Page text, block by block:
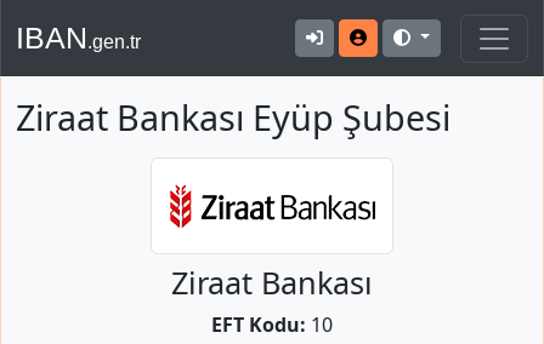
IBAN.gen.tr
Ziraat Bankası Eyüp Şubesi
Ziraat Bankası
EFT Kodu: 10